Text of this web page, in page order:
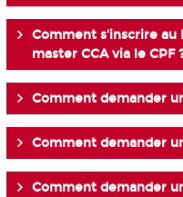
Comment s'inscrire au
master CCA via le CPF
Comment demander
Comment demander
Comment demander